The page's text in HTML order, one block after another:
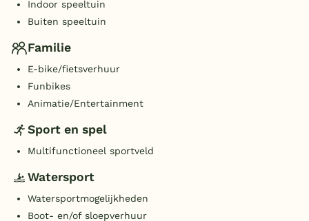
Indoor speeltuin
Buiten speeltuin
Familie
E-bike/fietsverhuur
Funbikes
Animatie/Entertainment
Sport en spel
Multifunctioneel sportveld
Watersport
Watersportmogelijkheden
Boot- en/of sloepverhuur